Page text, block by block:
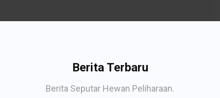
Berita Terbaru
Berita Seputar Hewan Peliharaan.